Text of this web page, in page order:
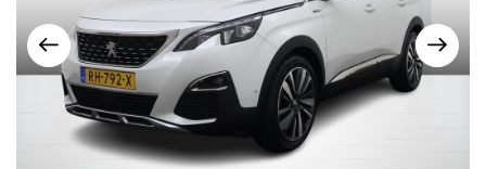
Contact
info@juurlink.nl
0523-654030
Adres
Koningsspil 6
7773 NK Hardenberg
Openingstijden
Werkplaats
Openingstijden Showroom
Ma-vr